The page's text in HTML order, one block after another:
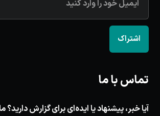
اشتراک
تماس با ما
آیا خبر، پیشنهاد یا ایده‌ای برای گزارش